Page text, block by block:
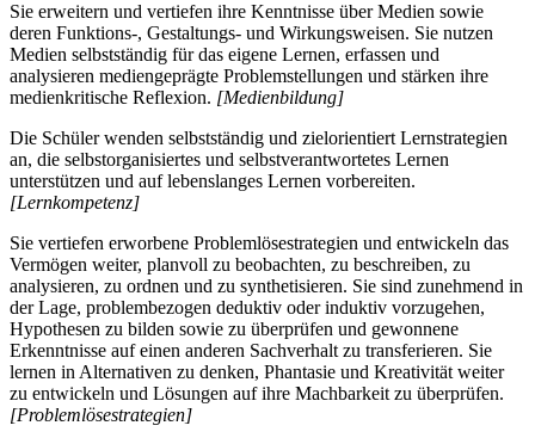
Sie erweitern und vertiefen ihre Kenntnisse über Medien sowie
deren Funktions-, Gestaltungs- und Wirkungsweisen. Sie nutzen
Medien selbstständig für das eigene Lernen, erfassen und
analysieren mediengeprägte Problemstellungen und stärken ihre
medienkritische Reflexion. [Medienbildung]
Die Schüler wenden selbstständig und zielorientiert Lernstrategien
an, die selbstorganisiertes und selbstverantwortetes Lernen
unterstützen und auf lebenslanges Lernen vorbereiten.
[Lernkompetenz]
Sie vertiefen erworbene Problemlösestrategien und entwickeln das
Vermögen weiter, planvoll zu beobachten, zu beschreiben, zu
analysieren, zu ordnen und zu synthetisieren. Sie sind zunehmend in
der Lage, problembezogen deduktiv oder induktiv vorzugehen,
Hypothesen zu bilden sowie zu überprüfen und gewonnene
Erkenntnisse auf einen anderen Sachverhalt zu transferieren. Sie
lernen in Alternativen zu denken, Phantasie und Kreativität weiter
zu entwickeln und Lösungen auf ihre Machbarkeit zu überprüfen.
[Problemlösestrategien]